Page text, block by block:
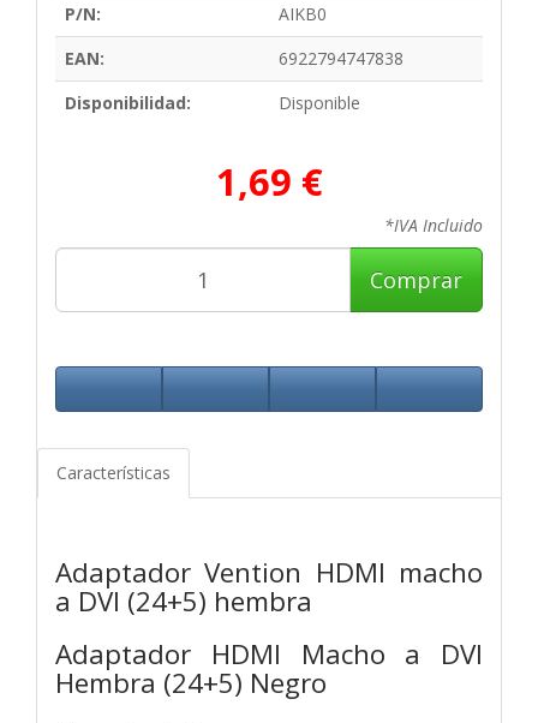
P/N:
AIKB0
EAN:
6922794747838
Disponibilidad:
Disponible
1,69 €
*IVA Incluido
Comprar
Características
Adaptador Vention HDMI macho
a DVI (24+5) hembra
Adaptador HDMI Macho a DVI
Hembra (24+5) Negro